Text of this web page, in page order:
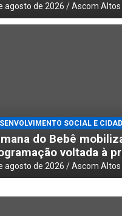
agosto de 2026 Ascom Altos
SOCIAL E
do Bebê
voltada à
agosto de 2026 Ascom Altos